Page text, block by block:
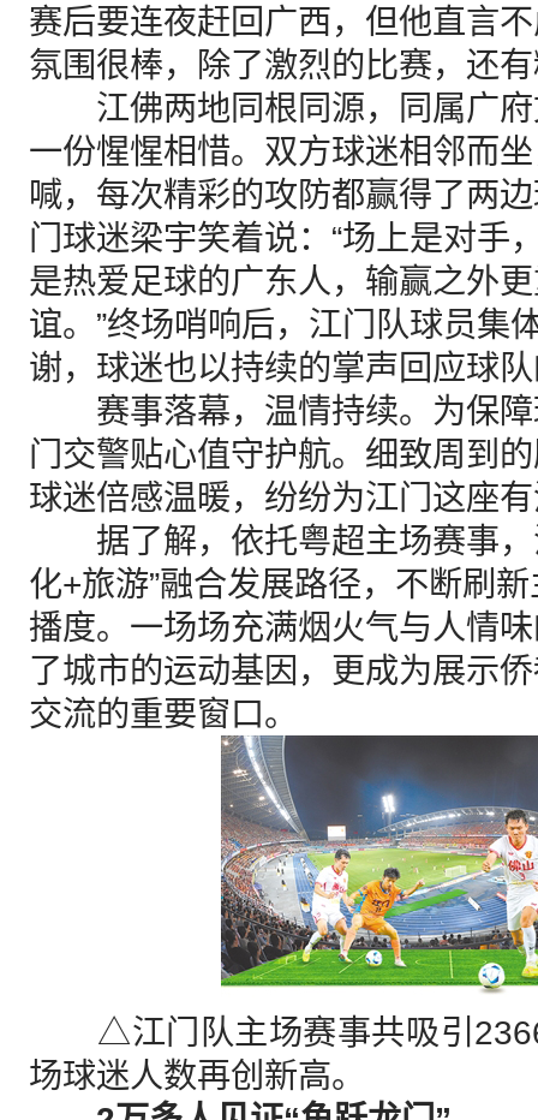
赛后要连夜赶回广西，但他直言
氛围很棒，除了激烈的比赛，还
江佛两地同根同源，同属广府
一份惺惺相惜。双方球迷相邻而
喊，每次精彩的攻防都赢得了两
门球迷梁宇笑着说：“场上是对手
是热爱足球的广东人，输赢之外
谊。”终场哨响后，江门队球员集
谢，球迷也以持续的掌声回应球
赛事落幕，温情持续。为保障
门交警贴心值守护航。细致周到
球迷倍感温暖，纷纷为江门这座
据了解，依托粤超主场赛事，
化+旅游”融合发展路径，不断刷
播度。一场场充满烟火气与人情
了城市的运动基因，更成为展示
交流的重要窗口。
△江门队主场赛事共吸引
场球迷人数再创新高。